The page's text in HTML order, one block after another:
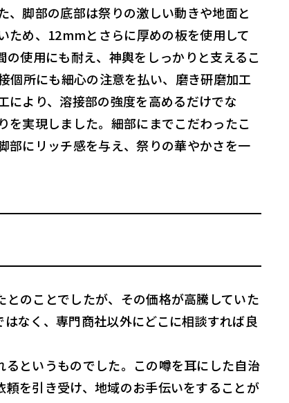
、脚部の底部は祭りの激しい動きや地面と
ため、12mmとさらに厚めの板を使用して
の使用にも耐え、神輿をしっかりと支えるこ
個所にも細心の注意を払い、磨き研磨加工
により、溶接部の強度を高めるだけでな
を実現しました。細部にまでこだわったこ
部にリッチ感を与え、祭りの華やかさを一
のことでしたが、その価格が高騰していた
なく、専門商社以外にどこに相談すれば良
というものでした。この噂を耳にした自治
を引き受け、地域のお手伝いをすることが